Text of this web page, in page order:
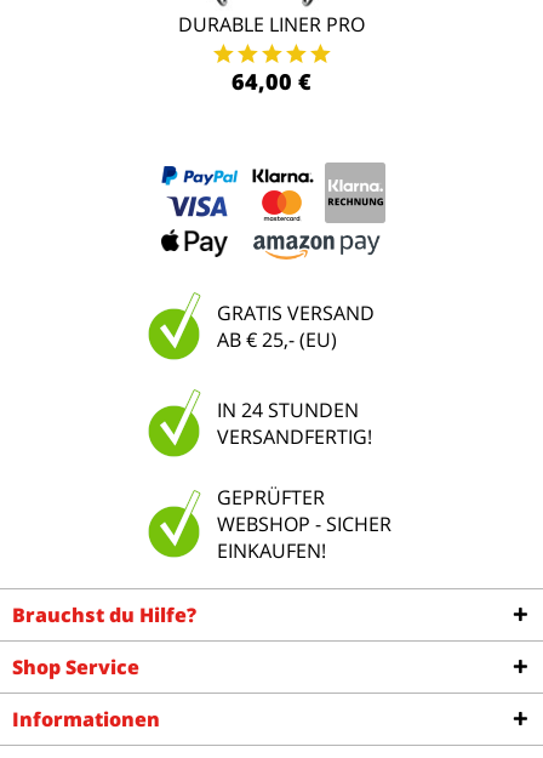
DURABLE LINER PRO
64,00 €
GRATIS VERSAND
AB € 25,- (EU)
IN 24 STUNDEN
VERSANDFERTIG!
GEPRÜFTER
WEBSHOP - SICHER
EINKAUFEN!
Brauchst du Hilfe?
Shop Service
Informationen